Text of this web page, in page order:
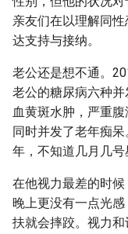
亲友们在以理解同
达支持与接纳。
老公还是想不通。
老公的糖尿病六种
血黄斑水肿，严重
同时并发了老年痴
年，不知道几月几号
在他视力最差的时候
晚上更没有一点光
扶就会摔跤。视力